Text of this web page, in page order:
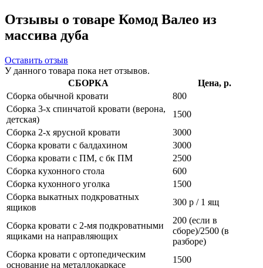
Отзывы о товаре Комод Валео из
массива дуба
Оставить отзыв
У данного товара пока нет отзывов.
СБОРКА
Цена, р.
Сборка обычной кровати
800
Сборка 3-х спинчатой кровати (верона,
детская)
1500
Сборка 2-х ярусной кровати
3000
Сборка кровати с балдахином
3000
Сборка кровати с ПМ, с бк ПМ
2500
Сборка кухонного стола
600
Сборка кухонного уголка
1500
Сборка выкатных подкроватных
ящиков
300 р / 1 ящ
Сборка кровати с 2-мя подкроватными
ящиками на направляющих
200 (если в
сборе)/2500 (в
разборе)
Сборка кровати с ортопедическим
основание на металлокаркасе
1500